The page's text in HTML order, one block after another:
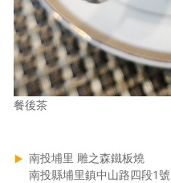
餐後茶
南投埔里 雕之森鐵板燒
南投縣埔里鎮中山路四段1號